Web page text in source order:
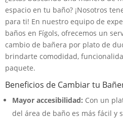
espacio en tu baño? ¡Nosotros
para ti! En nuestro equipo de
baños en Fígols, ofrecemos un
cambio de bañera por plato de
brindarte comodidad,
paquete.
Beneficios de Cambiar tu
Mayor accesibilidad: Con un
del área de baño es más fácil y